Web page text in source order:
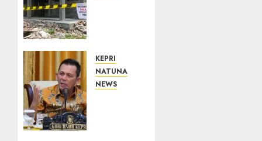
Pemprov
Kepri
Prioritaskan
KEPRI
NATUNA
NEWS